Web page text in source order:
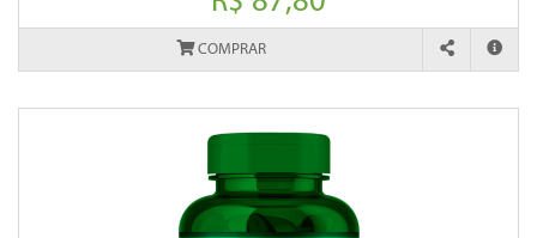
COMPRAR